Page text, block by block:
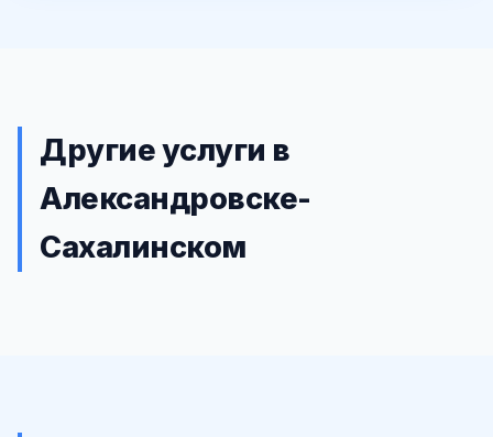
Другие услуги в
Александровске-
Сахалинском